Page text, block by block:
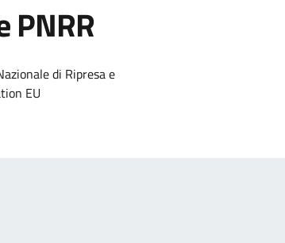
PNRR
di Ripresa e
EU